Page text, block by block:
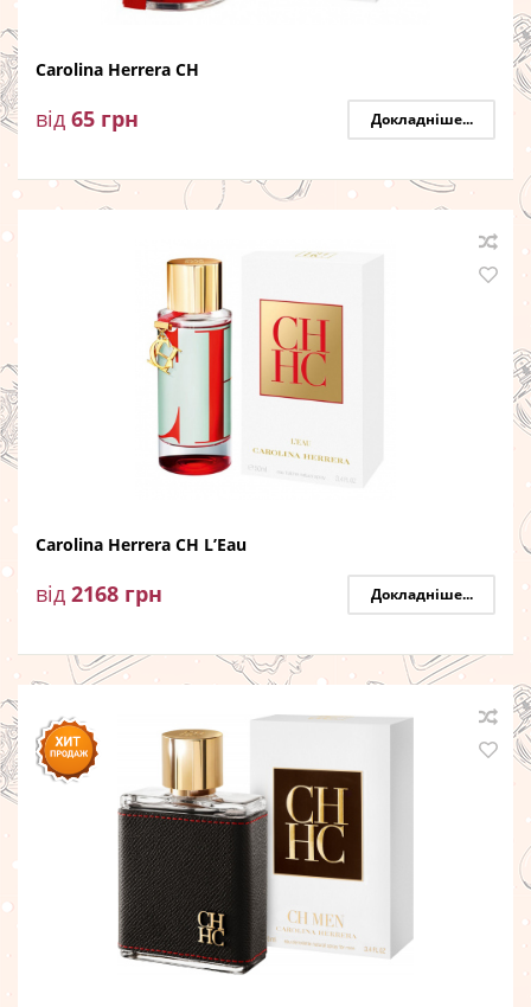
Carolina Herrera CH
від 65 грн Докладніше...
Carolina Herrera CH L’Eau
від 2168 грн Докладніше...